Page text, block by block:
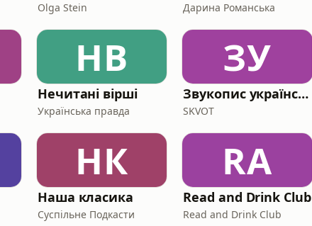
Olga Stein Дарина Романська
НВ
Нечитані вірші
Українська правда
ЗУ
Звукопис українського дизайну
SKVOT
НК
Наша класика
Суспільне Подкасти
RA
Read and Drink Club
Read and Drink Club